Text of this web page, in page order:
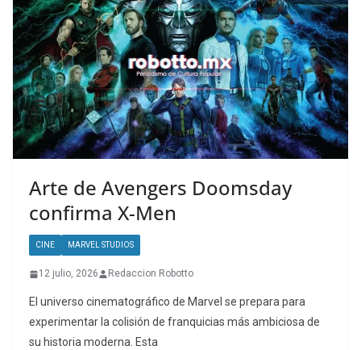
Arte de Avengers Doomsday
confirma X-Men
CINE MARVEL STUDIOS
12 julio, 2026 Redaccion Robotto
El universo cinematográfico de Marvel se prepara para
experimentar la colisión de franquicias más ambiciosa de
su historia moderna. Esta